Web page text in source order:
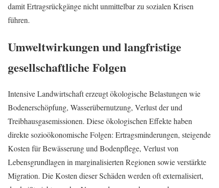
damit Ertragsrückgänge nicht unmittelbar zu sozialen Krisen
führen.
Umweltwirkungen und langfristige
gesellschaftliche Folgen
Intensive Landwirtschaft erzeugt ökologische Belastungen wie
Bodenerschöpfung, Wasserübernutzung, Verlust der und
Treibhausgasemissionen. Diese ökologischen Effekte haben
direkte sozioökonomische Folgen: Ertragsminderungen, steigende
Kosten für Bewässerung und Bodenpflege, Verlust von
Lebensgrundlagen in marginalisierten Regionen sowie verstärkte
Migration. Die Kosten dieser Schäden werden oft externalisiert,